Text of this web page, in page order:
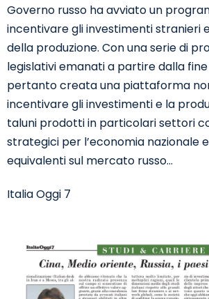
Governo russo ha avviato un
incentivare gli investimenti stranieri
della produzione. Con una serie di
legislativi emanati a partire dalla
pertanto creata una piattaforma
incentivare gli investimenti e la
taluni prodotti in particolari settori
strategici per l’economia nazionale
equivalenti sul mercato russo…
Italia Oggi 7